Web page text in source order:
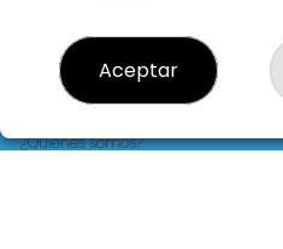
LOTERIA LA FLORIDA
¿Quiénes somos?
Aceptar